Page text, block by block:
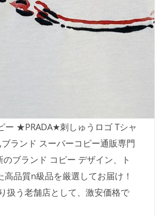
ー ★PRADA★刺しゅうロゴ Tシャ
ランド スーパーコピー通販専門
ブランド コピー デザイン、ト
高品質n級品を厳選してお届け！
扱う老舗店として、激安価格で